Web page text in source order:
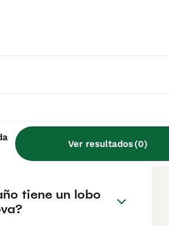
Ver resultados(0)
los cachorros de
un Terranova
significado de
tiene un lobo